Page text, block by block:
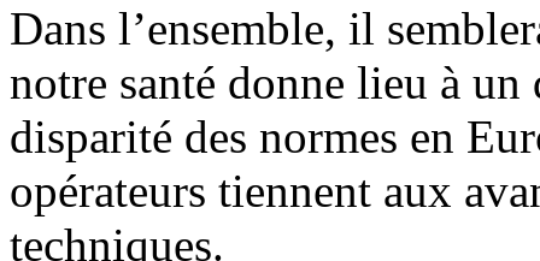
Dans l’ensemble, il
notre santé donne lieu à
disparité des normes en
opérateurs tiennent aux
techniques.